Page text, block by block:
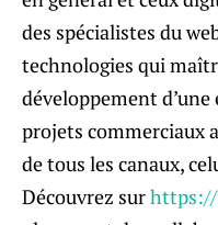
des spécialistes du
technologies qui
développement
projets commerciaux
de tous les canaux,
Découvrez sur